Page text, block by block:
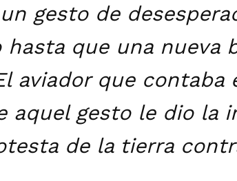
gesto de
hasta que una nueva
aviador que contaba
aquel gesto le dio la
de la tierra